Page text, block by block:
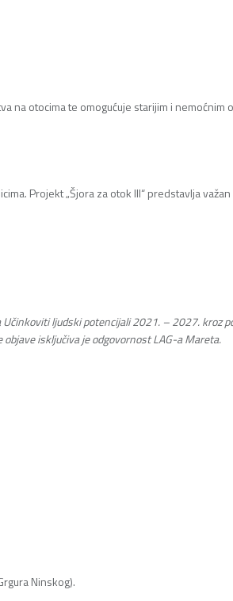
otocima te omogućuje starijim i nemoćnim
Projekt „Šjora za otok III“ predstavlja
ljudski potencijali 2021. – 2027. kroz
isključiva je odgovornost LAG-a Mareta.
Ninskog).